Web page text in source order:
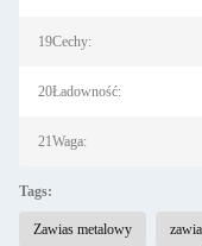
19Cechy:
20Ładowność:
21Waga:
Tags:
Zawias metalowy